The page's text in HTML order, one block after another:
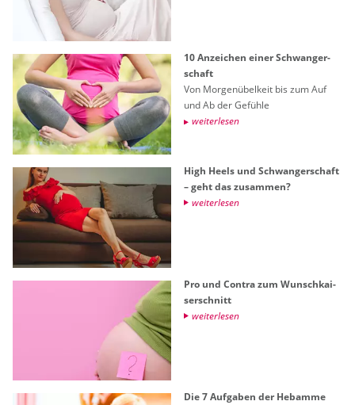
10 An­zei­chen einer Schwan­ger­
schaft
Von Mor­gen­übel­keit bis zum Auf
und Ab der Ge­füh­le
wei­ter­le­sen
High Heels und Schwan­ger­schaft
– geht das zu­sam­men?
wei­ter­le­sen
Pro und Con­tra zum Wunsch­kai­
ser­schnitt
wei­ter­le­sen
Die 7 Auf­ga­ben der Heb­am­me